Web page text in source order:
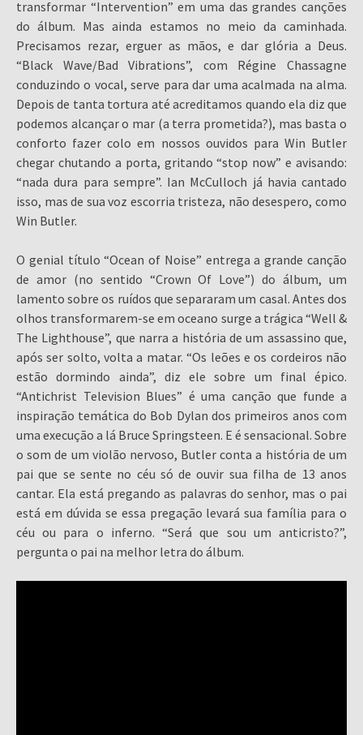
transformar “Intervention” em uma das grandes canções
do álbum. Mas ainda estamos no meio da caminhada.
Precisamos rezar, erguer as mãos, e dar glória a Deus.
“Black Wave/Bad Vibrations”, com Régine Chassagne
conduzindo o vocal, serve para dar uma acalmada na alma.
Depois de tanta tortura até acreditamos quando ela diz que
podemos alcançar o mar (a terra prometida?), mas basta o
conforto fazer colo em nossos ouvidos para Win Butler
chegar chutando a porta, gritando “stop now” e avisando:
“nada dura para sempre”. Ian McCulloch já havia cantado
isso, mas de sua voz escorria tristeza, não desespero, como
Win Butler.
O genial título “Ocean of Noise” entrega a grande canção
de amor (no sentido “Crown Of Love”) do álbum, um
lamento sobre os ruídos que separaram um casal. Antes dos
olhos transformarem-se em oceano surge a trágica “Well &
The Lighthouse”, que narra a história de um assassino que,
após ser solto, volta a matar. “Os leões e os cordeiros não
estão dormindo ainda”, diz ele sobre um final épico.
“Antichrist Television Blues” é uma canção que funde a
inspiração temática do Bob Dylan dos primeiros anos com
uma execução a lá Bruce Springsteen. E é sensacional. Sobre
o som de um violão nervoso, Butler conta a história de um
pai que se sente no céu só de ouvir sua filha de 13 anos
cantar. Ela está pregando as palavras do senhor, mas o pai
está em dúvida se essa pregação levará sua família para o
céu ou para o inferno. “Será que sou um anticristo?”,
pergunta o pai na melhor letra do álbum.